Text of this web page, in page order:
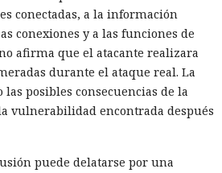
conectadas, a la información
conexiones y a las funciones de
afirma que el atacante realizara
durante el ataque real. La
posibles consecuencias de la
vulnerabilidad encontrada después
puede delatarse por una